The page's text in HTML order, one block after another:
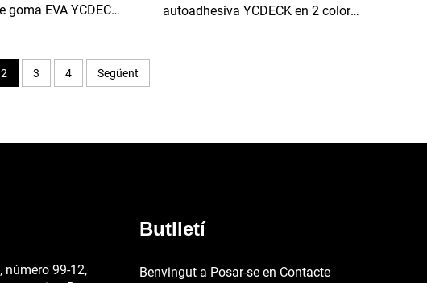
goma EVA YCDECK
adhesiu
autoadhesiva YCDECK en 2 colors,
2 3 4 Següent
número 99-12,
Butlletí
Benvingut a Posar-se en Contacte